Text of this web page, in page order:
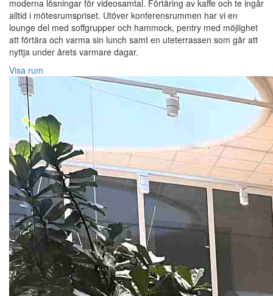
moderna lösningar för videosamtal. Förtäring av kaffe och te ingår
alltid i mötesrumspriset. Utöver konferensrummen har vi en
lounge del med soffgrupper och hammock, pentry med möjlighet
att förtära och varma sin lunch samt en uteterrassen som går att
nyttja under årets varmare dagar.
Visa rum